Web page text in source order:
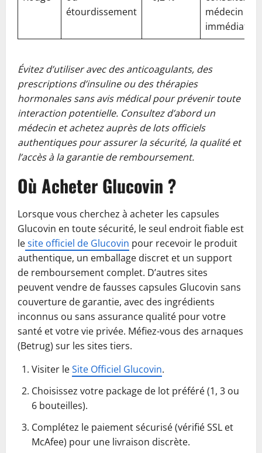
étourdissement
médecin
Évitez d’utiliser avec des anticoagulants, des
prescriptions d’insuline ou des thérapies
hormonales sans avis médical pour prévenir toute
interaction potentielle. Consultez d’abord un
médecin et achetez auprès de lots officiels
authentiques pour assurer la sécurité, la qualité et
l’accès à la garantie de remboursement.
Où Acheter Glucovin ?
Lorsque vous cherchez à acheter les capsules
Glucovin en toute sécurité, le seul endroit fiable est
lesite officiel de Glucovin pour recevoir le produit
authentique, un emballage discret et un support
de remboursement complet. D’autres sites
peuvent vendre de fausses capsules Glucovin sans
couverture de garantie, avec des ingrédients
inconnus ou sans assurance qualité pour votre
santé et votre vie privée. Méfiez-vous des arnaques
(Betrug) sur les sites tiers.
Visiter leSite Officiel Glucovin.
Choisissez votre package de lot préféré (1, 3 ou
6 bouteilles).
Complétez le paiement sécurisé (vérifié SSL et
McAfee) pour une livraison discrète.